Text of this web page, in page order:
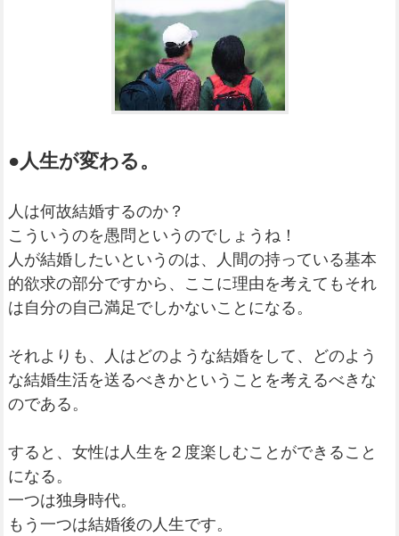
●人生が変わる。
人は何故結婚するのか？
こういうのを愚問というのでしょうね！
人が結婚したいというのは、人間の持っている基本
的欲求の部分ですから、ここに理由を考えてもそれ
は自分の自己満足でしかないことになる。
それよりも、人はどのような結婚をして、どのよう
な結婚生活を送るべきかということを考えるべきな
のである。
すると、女性は人生を２度楽しむことができること
になる。
一つは独身時代。
もう一つは結婚後の人生です。